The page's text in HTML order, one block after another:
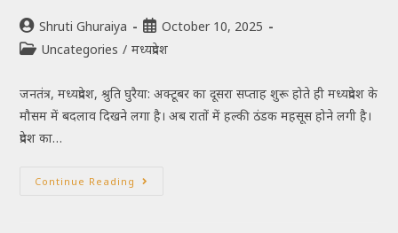
Shruti Ghuraiya
October 10, 2025
Uncategories / मध्यप्रदेश
जनतंत्र, मध्यप्रदेश, श्रुति घुरैया: अक्टूबर का दूसरा सप्ताह शुरू होते ही मध्यप्रदेश के
मौसम में बदलाव दिखने लगा है। अब रातों में हल्की ठंडक महसूस होने लगी है।
प्रदेश का…
Continue Reading